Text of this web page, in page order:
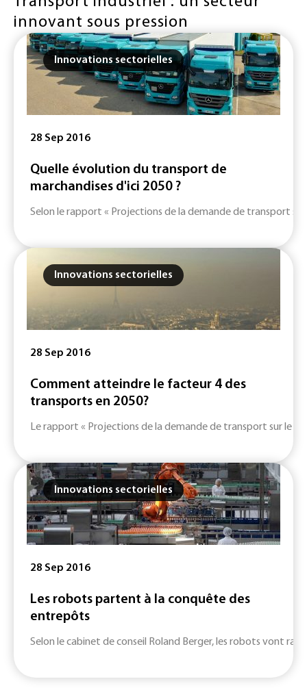
innovant sous pression
Innovations sectorielles
28 Sep 2016
Quelle évolution du transport de
marchandises d'ici 2050 ?
Selon le rapport « Projections de la demande de transport
Innovations sectorielles
28 Sep 2016
Comment atteindre le facteur 4 des
transports en 2050?
Le rapport « Projections de la demande de transport sur le
Innovations sectorielles
28 Sep 2016
Les robots partent à la conquête des
entrepôts
Selon le cabinet de conseil Roland Berger, les robots vont